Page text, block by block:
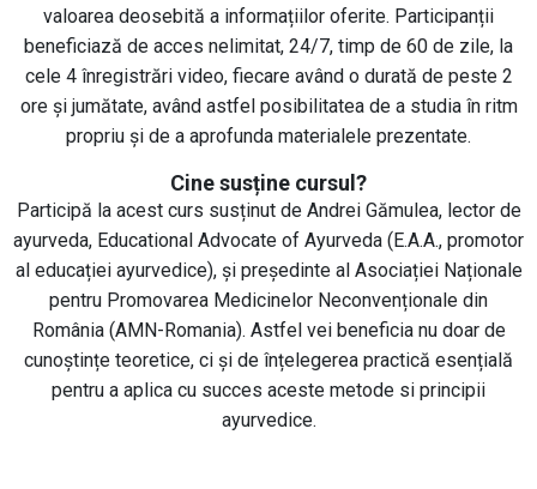
valoarea deosebită a informațiilor oferite. Participanții
beneficiază de acces nelimitat, 24/7, timp de 60 de zile, la
cele 4 înregistrări video, fiecare având o durată de peste 2
ore și jumătate, având astfel posibilitatea de a studia în ritm
propriu și de a aprofunda materialele prezentate.
Cine susține cursul?
Participă la acest curs susținut de Andrei Gămulea, lector de
ayurveda, Educational Advocate of Ayurveda (E.A.A., promotor
al educației ayurvedice), și președinte al Asociației Naționale
pentru Promovarea Medicinelor Neconvenționale din
România (AMN-Romania). Astfel vei beneficia nu doar de
cunoștințe teoretice, ci și de înțelegerea practică esențială
pentru a aplica cu succes aceste metode si principii
ayurvedice.